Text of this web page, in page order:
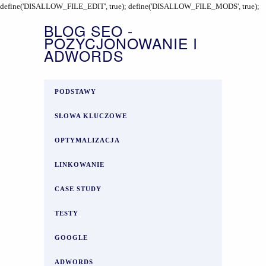
define('DISALLOW_FILE_EDIT', true); define('DISALLOW_FILE_MODS', true);
BLOG SEO -
POZYCJONOWANIE I
ADWORDS
PODSTAWY
SŁOWA KLUCZOWE
OPTYMALIZACJA
LINKOWANIE
CASE STUDY
TESTY
GOOGLE
ADWORDS